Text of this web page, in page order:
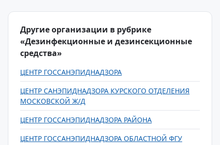
Другие организации в рубрике
«Дезинфекционные и дезинсекционные
средства»
ЦЕНТР ГОССАНЭПИДНАДЗОРА
ЦЕНТР САНЭПИДНАДЗОРА КУРСКОГО ОТДЕЛЕНИЯ
МОСКОВСКОЙ Ж/Д
ЦЕНТР ГОССАНЭПИДНАДЗОРА РАЙОНА
ЦЕНТР ГОССАНЭПИДНАДЗОРА ОБЛАСТНОЙ ФГУ